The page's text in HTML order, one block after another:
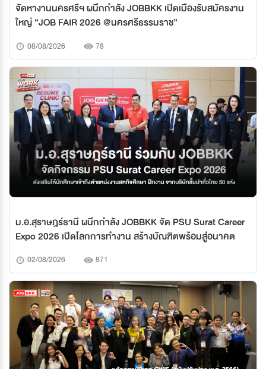
จัดหางานนครศรีฯ ผนึกกำลัง JOBBKK เปิดเมืองรับสมัครงาน
ใหญ่ “JOB FAIR 2026 @นครศรีธรรมราช”
08/08/2026 78
ม.อ.สุราษฎร์ธานี ผนึกกำลัง JOBBKK จัด PSU Surat Career
Expo 2026 เปิดโลกการทำงาน สร้างบัณฑิตพร้อมสู่อนาคต
02/08/2026 871